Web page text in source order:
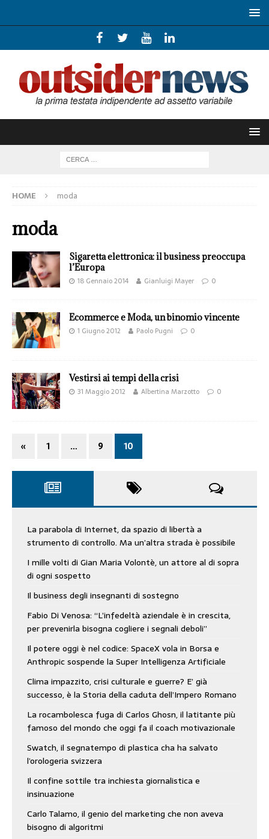
HOME moda
moda
Sigaretta elettronica: il business preoccupa
l’Europa
18 Gennaio 2014 Gianluigi Mayer 0
Ecommerce e Moda, un binomio vincente
1 Giugno 2012 Paolo Pugni 0
Vestirsi ai tempi della crisi
31 Maggio 2012 Albertina Marzotto 0
« 1 … 9 10
La parabola di Internet, da spazio di libertà a
strumento di controllo. Ma un’altra strada è possibile
I mille volti di Gian Maria Volontè, un attore al di sopra
di ogni sospetto
Il business degli insegnanti di sostegno
Fabio Di Venosa: “L’infedeltà aziendale è in crescita,
per prevenirla bisogna cogliere i segnali deboli”
Il potere oggi è nel codice: SpaceX vola in Borsa e
Anthropic sospende la Super Intelligenza Artificiale
Clima impazzito, crisi culturale e guerre? E’ già
successo, è la Storia della caduta dell’Impero Romano
La rocambolesca fuga di Carlos Ghosn, il latitante più
famoso del mondo che oggi fa il coach motivazionale
Swatch, il segnatempo di plastica cha ha salvato
l’orologeria svizzera
Il confine sottile tra inchiesta giornalistica e
insinuazione
Carlo Talamo, il genio del marketing che non aveva
bisogno di algoritmi